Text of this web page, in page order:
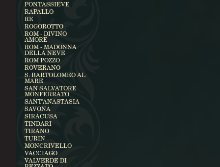
PONTASSIEVE
RAPALLO
RE
ROGOROTTO
ROM - DIVINO
AMORE
ROM - MADONNA
DELLA NEVE
ROM POZZO
ROVERANO
S. BARTOLOMEO AL
MARE
SAN SALVATORE
MONFERRATO
SANT'ANASTASIA
SAVONA
SIRACUSA
TINDARI
TIRANO
TURIN
MONCRIVELLO
VACCIAGO
VALVERDE DI